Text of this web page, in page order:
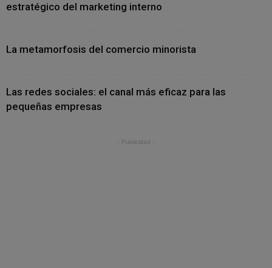
estratégico del marketing interno
La metamorfosis del comercio minorista
Las redes sociales: el canal más eficaz para las
pequeñas empresas
- Publicidad -